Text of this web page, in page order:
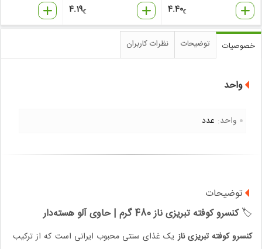
4.40€
4.19€
خصوصیات توضیحات نظرات کاربران
واحد
واحد: عدد
توضیحات
🏷️کنسرو کوفته تبریزی ناز 480 گرم | حاوی آلو هسته‌دار
کنسرو کوفته تبریزی نازیک غذای سنتی محبوب ایرانی است که از ترکیب